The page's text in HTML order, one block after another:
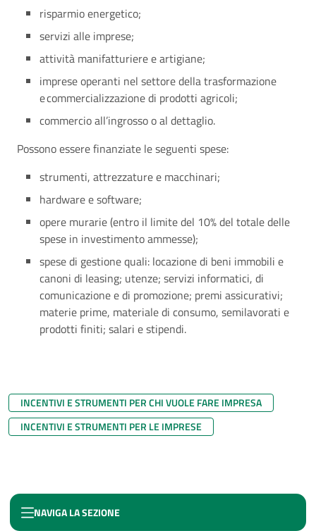
risparmio energetico​;
servizi alle imprese​;
attività manifatturiere e artigiane​;
imprese operanti nel settore della trasformazione
e commercializzazione di prodotti agricoli​;
commercio all’ingrosso o al dettaglio​.
Possono essere finanziate le seguenti spese:
strumenti, attrezzature e macchinari;
hardware e software;
opere murarie (entro il limite del 10% del totale delle
spese in investimento ammesse);
spese di gestione quali: locazione di beni immobili e
canoni di leasing; utenze; servizi informatici, di
comunicazione e di promozione; premi assicurativi;
materie prime, materiale di consumo, semilavorati e
prodotti finiti; salari e stipendi.
INCENTIVI E STRUMENTI PER CHI VUOLE FARE IMPRESA
INCENTIVI E STRUMENTI PER LE IMPRESE
NAVIGA LA SEZIONE
SELFIEMPLOYMENT